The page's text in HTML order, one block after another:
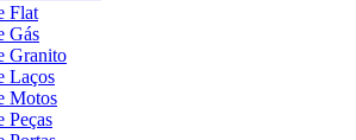
Flat
Gás
Granito
Laços
Motos
Peças